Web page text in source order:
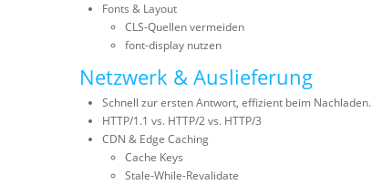
Fonts & Layout
CLS-Quellen vermeiden
font-display nutzen
Netzwerk & Auslieferung
Schnell zur ersten Antwort, effizient beim Nachladen.
HTTP/1.1 vs. HTTP/2 vs. HTTP/3
CDN & Edge Caching
Cache Keys
Stale-While-Revalidate